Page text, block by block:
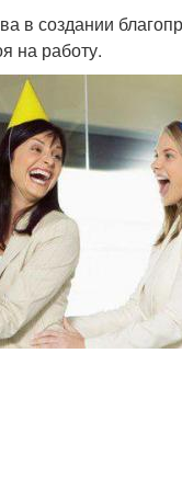
в создании
на работу.